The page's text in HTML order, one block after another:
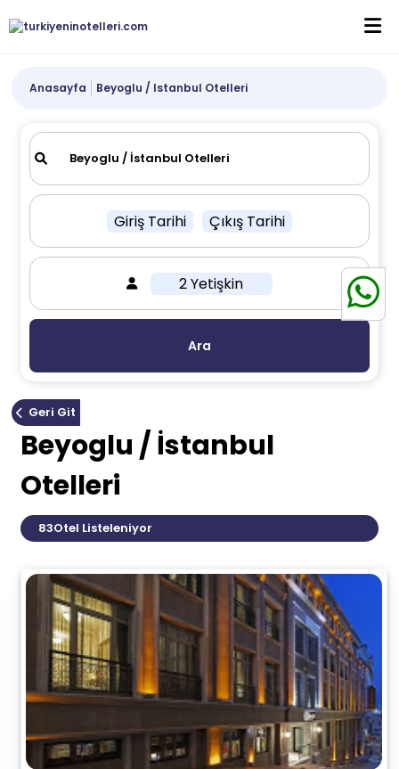
Anasayfa Beyoglu / Istanbul Otelleri
Giriş Tarihi Çıkış Tarihi
2 Yetişkin
Ara
Geri Git
Beyoglu / İstanbul
Otelleri
83Otel Listeleniyor